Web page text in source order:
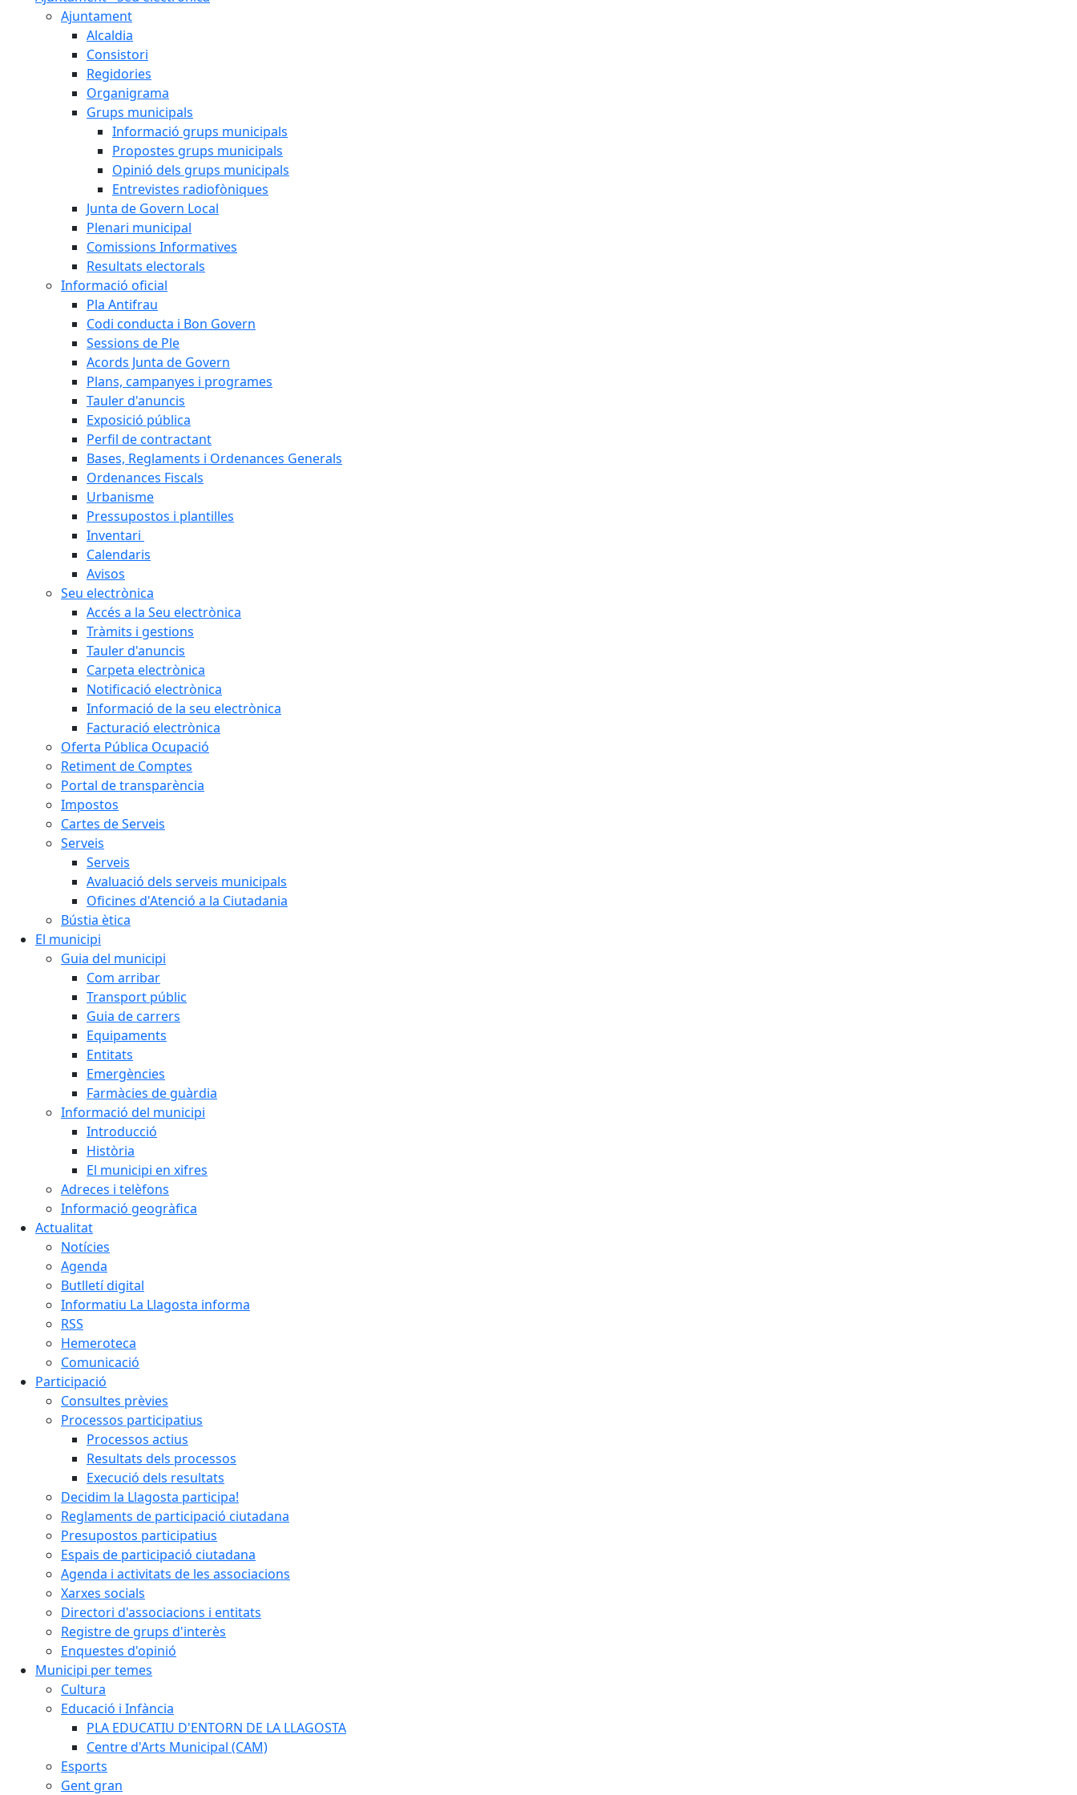
Ajuntament
Alcaldia
Consistori
Regidories
Organigrama
Grups municipals
Informació grups municipals
Propostes grups municipals
Opinió dels grups municipals
Entrevistes radiofòniques
Junta de Govern Local
Plenari municipal
Comissions Informatives
Resultats electorals
Informació oficial
Pla Antifrau
Codi conducta i Bon Govern
Sessions de Ple
Acords Junta de Govern
Plans, campanyes i programes
Tauler d'anuncis
Exposició pública
Perfil de contractant
Bases, Reglaments i Ordenances Generals
Ordenances Fiscals
Urbanisme
Pressupostos i plantilles
Inventari
Calendaris
Avisos
Seu electrònica
Accés a la Seu electrònica
Tràmits i gestions
Tauler d'anuncis
Carpeta electrònica
Notificació electrònica
Informació de la seu electrònica
Facturació electrònica
Oferta Pública Ocupació
Retiment de Comptes
Portal de transparència
Impostos
Cartes de Serveis
Serveis
Serveis
Avaluació dels serveis municipals
Oficines d'Atenció a la Ciutadania
Bústia ètica
El municipi
Guia del municipi
Com arribar
Transport públic
Guia de carrers
Equipaments
Entitats
Emergències
Farmàcies de guàrdia
Informació del municipi
Introducció
Història
El municipi en xifres
Adreces i telèfons
Informació geogràfica
Actualitat
Notícies
Agenda
Butlletí digital
Informatiu La Llagosta informa
RSS
Hemeroteca
Comunicació
Participació
Consultes prèvies
Processos participatius
Processos actius
Resultats dels processos
Execució dels resultats
Decidim la Llagosta participa!
Reglaments de participació ciutadana
Presupostos participatius
Espais de participació ciutadana
Agenda i activitats de les associacions
Xarxes socials
Directori d'associacions i entitats
Registre de grups d'interès
Enquestes d'opinió
Municipi per temes
Cultura
Educació i Infància
PLA EDUCATIU D'ENTORN DE LA LLAGOSTA
Centre d'Arts Municipal (CAM)
Esports
Gent gran